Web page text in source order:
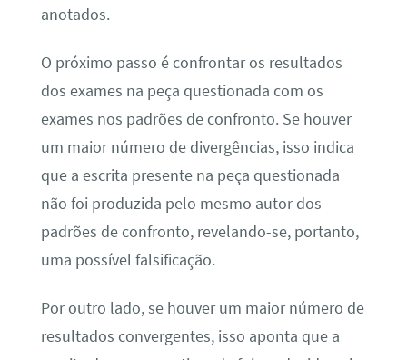
anotados.
O próximo passo é confrontar os resultados
dos exames na peça questionada com os
exames nos padrões de confronto. Se houver
um maior número de divergências, isso indica
que a escrita presente na peça questionada
não foi produzida pelo mesmo autor dos
padrões de confronto, revelando-se, portanto,
uma possível falsificação.
Por outro lado, se houver um maior número de
resultados convergentes, isso aponta que a